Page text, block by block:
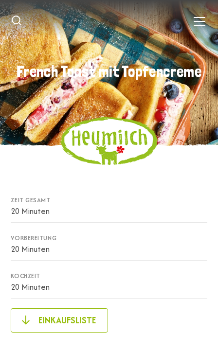
French Toast mit Topfencreme
French Toast mit Topfencreme
ZEIT GESAMT
20 Minuten
VORBEREITUNG
20 Minuten
KOCHZEIT
20 Minuten
EINKAUFSLISTE